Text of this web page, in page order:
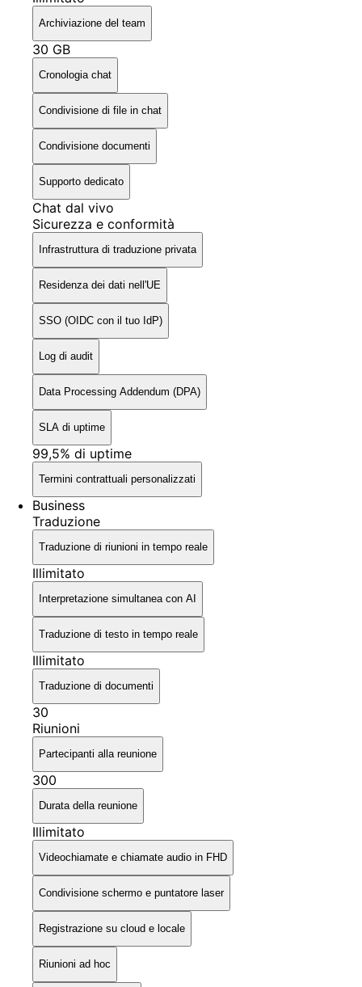
Archiviazione del team
30 GB
Cronologia chat
Condivisione di file in chat
Condivisione documenti
Supporto dedicato
Chat dal vivo
Sicurezza e conformità
Infrastruttura di traduzione privata
Residenza dei dati nell'UE
SSO (OIDC con il tuo IdP)
Log di audit
Data Processing Addendum (DPA)
SLA di uptime
99,5% di uptime
Termini contrattuali personalizzati
Business
Traduzione
Traduzione di riunioni in tempo reale
Illimitato
Interpretazione simultanea con AI
Traduzione di testo in tempo reale
Illimitato
Traduzione di documenti
30
Riunioni
Partecipanti alla reunione
300
Durata della reunione
Illimitato
Videochiamate e chiamate audio in FHD
Condivisione schermo e puntatore laser
Registrazione su cloud e locale
Riunioni ad hoc